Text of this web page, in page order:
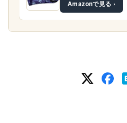
Amazonで見る ›